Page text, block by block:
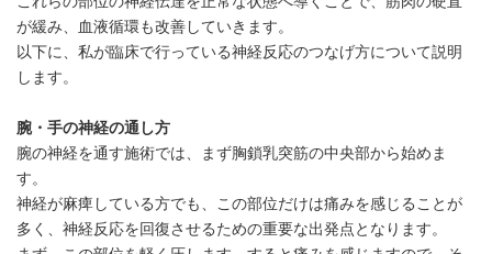
が緩み、血液循環も改善していきます。
以下に、私が臨床で行っている神経反応のつなげ方について説明
します。
腕・手の神経の通し方
腕の神経を通す施術では、まず胸鎖乳突筋の中央部から始めま
す。
神経が麻痺している方でも、この部位だけは痛みを感じることが
多く、神経反応を回復させるための重要な出発点となります。